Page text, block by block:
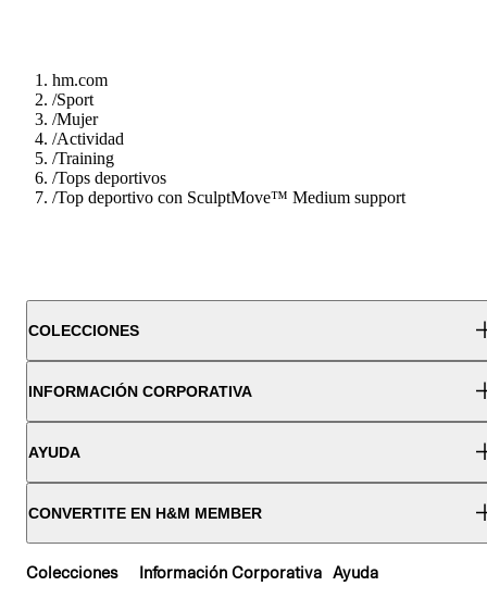
hm.com
/Sport
/Mujer
/Actividad
/Training
/Tops deportivos
/Top deportivo con SculptMove™ Medium support
COLECCIONES
INFORMACIÓN CORPORATIVA
AYUDA
CONVERTITE EN H&M MEMBER
Colecciones Información Corporativa Ayuda